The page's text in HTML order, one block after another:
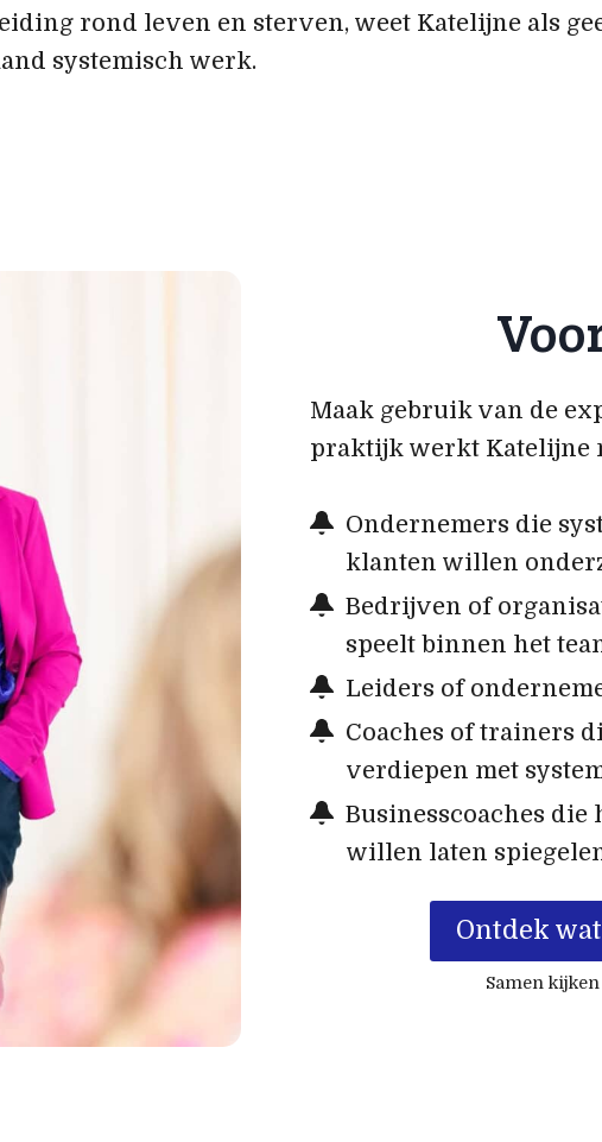
rond leven en sterven, weet Katelijne als
systemisch werk.
Maak gebruik van de
praktijk werkt Katelijne
Ondernemers die
klanten willen
Bedrijven of
speelt binnen het
Leiders of
Coaches of trainers
verdiepen met
Businesscoaches
willen laten
Ontdek
Samen